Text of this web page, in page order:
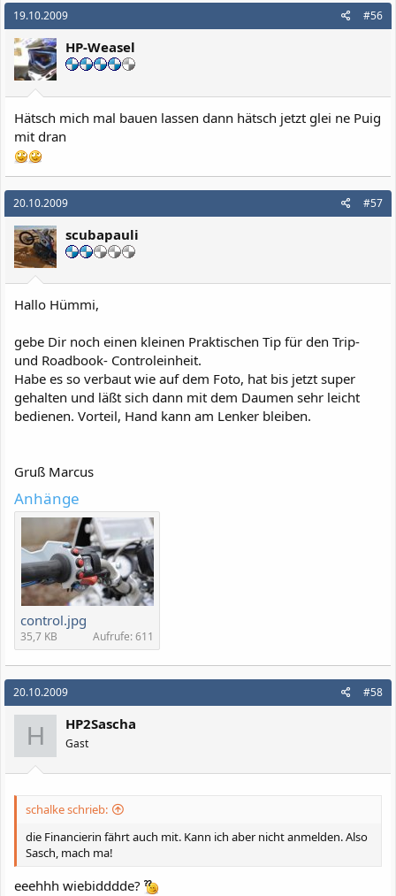
19.10.2009 #56
HP-Weasel
Hätsch mich mal bauen lassen dann hätsch jetzt glei ne Puig
mit dran
20.10.2009 #57
scubapauli
Hallo Hümmi,
gebe Dir noch einen kleinen Praktischen Tip für den Trip-
und Roadbook- Controleinheit.
Habe es so verbaut wie auf dem Foto, hat bis jetzt super
gehalten und läßt sich dann mit dem Daumen sehr leicht
bedienen. Vorteil, Hand kann am Lenker bleiben.
Gruß Marcus
Anhänge
control.jpg
35,7 KB Aufrufe: 611
20.10.2009 #58
H HP2Sascha
Gast
schalke schrieb:
die Financierin fährt auch mit. Kann ich aber nicht anmelden. Also
Sasch, mach ma!
eeehhh wiebidddde?